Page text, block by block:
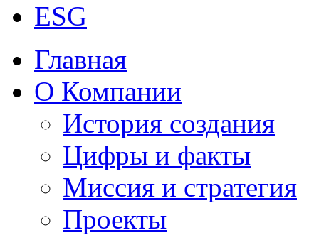
ESG
Главная
О Компании
История создания
Цифры и факты
Миссия и стратегия
Проекты